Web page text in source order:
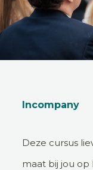
Incompany
Deze cursus
maat bij jou op